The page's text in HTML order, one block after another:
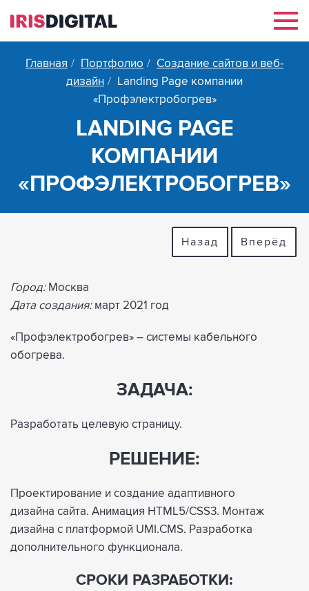
Главная Портфолио
Создание сайтов и веб-
дизайн
Landing Page компании
«Профэлектробогрев»
LANDING PAGE
КОМПАНИИ
«ПРОФЭЛЕКТРОБОГРЕВ»
Назад Вперёд
Город:Москва
Дата создания:март 2021 год
«Профэлектробогрев» – системы кабельного
обогрева.
ЗАДАЧА:
Разработать целевую страницу.
РЕШЕНИЕ:
Проектирование и создание адаптивного
дизайна сайта. Анимация HTML5/CSS3. Монтаж
дизайна с платформой UMI.CMS. Разработка
дополнительного функционала.
СРОКИ РАЗРАБОТКИ: